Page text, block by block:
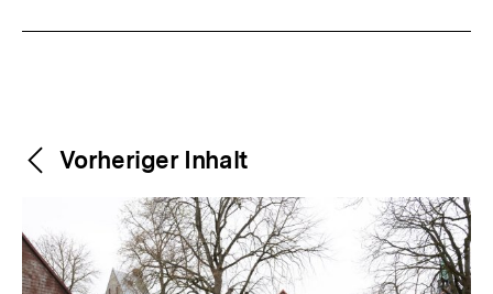
Weitere
Inhalte
NavigationVorheriger Inhalt